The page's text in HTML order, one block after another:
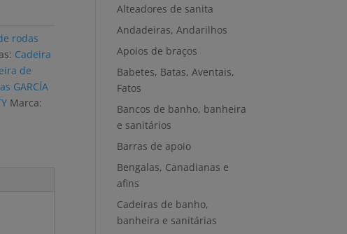
rodas
Cadeira
de
GARCÍA
Marca:
Alteadores de sanita
Andadeiras, Andarilhos
Apoios de braços
Babetes, Batas, Aventais,
Fatos
Bancos de banho, banheira
e sanitários
Barras de apoio
Bengalas, Canadianas e
afins
Cadeiras de banho,
banheira e sanitárias